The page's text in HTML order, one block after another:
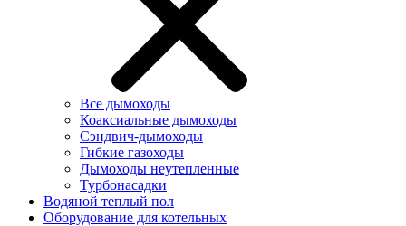
Все дымоходы
Коаксиальные дымоходы
Сэндвич-дымоходы
Гибкие газоходы
Дымоходы неутепленные
Турбонасадки
Водяной теплый пол
Оборудование для котельных